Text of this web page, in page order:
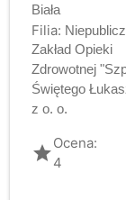
Biała
Filia:
Zakład Opieki
Zdrowotnej
Świętego
z o. o.
gradeOcena:
4